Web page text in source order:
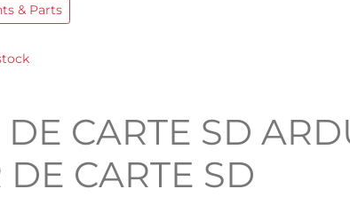
& Parts
CARTE SD
DE CARTE SD